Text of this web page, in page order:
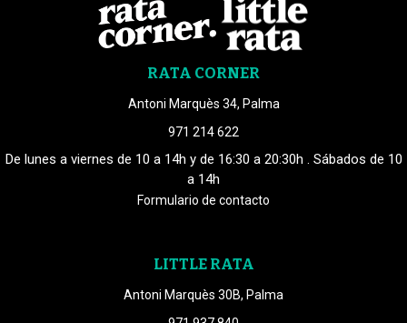
RATA CORNER
Antoni Marquès 34, Palma
971 214 622
De lunes a viernes de 10 a 14h y de 16:30 a 20:30h . Sábados de 10
a 14h
Formulario de contacto
LITTLE RATA
Antoni Marquès 30B, Palma